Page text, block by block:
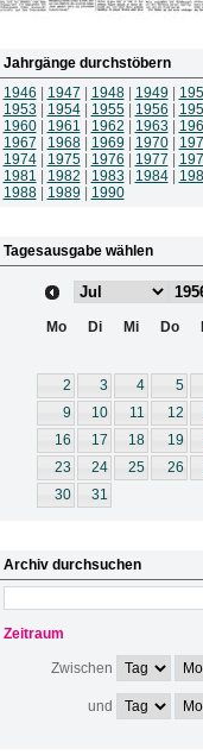
Jahrgänge durchstöbern
1946
1947 1948| 1949
1953
1954| 1955| 1956
1960| 1961 1962 1963
1967
1968| 1969 1970|
1974| 1975| 1976 1977
1981
1982 1983 1984|
1988| 1989 1990
Tagesausgabe wählen
Mo Di Mi Do
2
3 4 5
9
10 11 12
16
17 18 19
23
24 25 26
30
31
Archiv durchsuchen
Zeitraum
Zwischen
und